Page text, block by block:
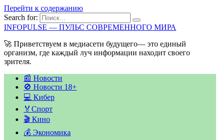
Перейти к содержанию
Search for:
INFOPULSE — ПУЛЬС СОВРЕМЕННОГО МИРА
🚀 Приветствуем в медиасети будущего— это единый
организм, где каждый луч информации находит своего
зрителя.
📰 Новости
🚫 Новости 18+
💻 Кибер
🏅Спорт
🎬 Кино
💰 Экономика